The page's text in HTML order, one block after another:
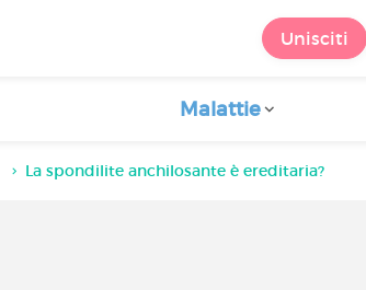
Unisciti
Malattie
La spondilite anchilosante è ereditaria?